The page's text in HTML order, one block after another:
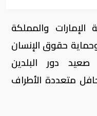
والمملكة
حقوق الإنسان
دور البلدين
متعددة الأطراف